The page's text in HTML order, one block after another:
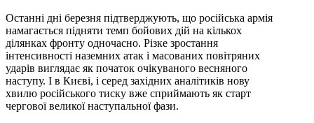
Останні дні березня підтверджують, що російська армія
намагається підняти темп бойових дій на кількох
ділянках фронту одночасно. Різке зростання
інтенсивності наземних атак і масованих повітряних
ударів виглядає як початок очікуваного весняного
наступу. І в Києві, і серед західних аналітиків нову
хвилю російського тиску вже сприймають як старт
чергової великої наступальної фази.